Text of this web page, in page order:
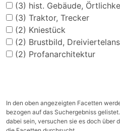
(3) hist. Gebäude,
(3) Traktor, Trecker
(2) Kniestück
(2) Brustbild,
(2) Profanarchitektur
In den oben angezeigten Facetten
bezogen auf das Suchergebniss
dabei sein, versuchen sie es doch über